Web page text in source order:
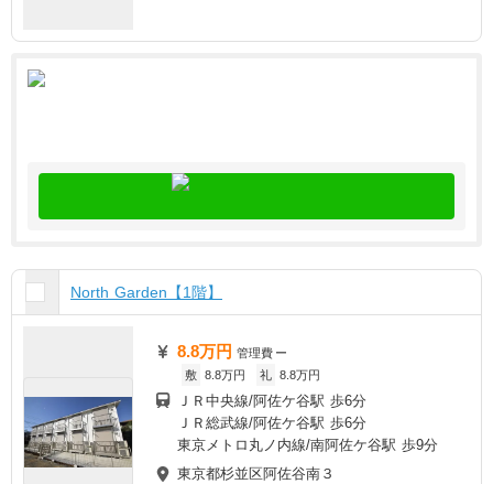
North Garden【1階】
8.8万円 管理費 ー
敷 8.8万円 礼 8.8万円
ＪＲ中央線/阿佐ケ谷駅 歩6分
ＪＲ総武線/阿佐ケ谷駅 歩6分
東京メトロ丸ノ内線/南阿佐ケ谷駅 歩9分
東京都杉並区阿佐谷南３